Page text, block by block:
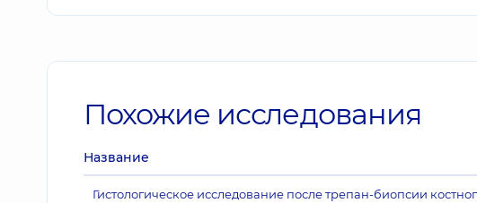
Похожие исследования
Название
Гистологическое исследование после трепан-биопсии